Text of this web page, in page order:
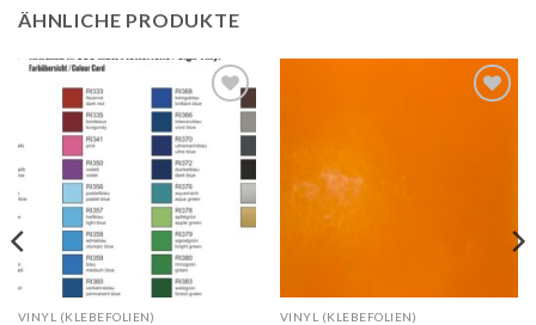
ÄHNLICHE PRODUKTE
Auf die
Wunschliste
VINYL (KLEBEFOLIEN) VINYL (KLEBEFOLIEN)